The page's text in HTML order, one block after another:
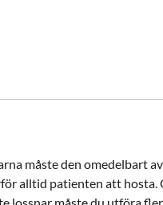
måste den omedelbart
alltid patienten att hosta.